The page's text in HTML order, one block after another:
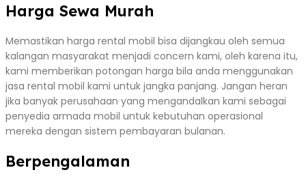
Harga Sewa Murah
Memastikan harga rental mobil bisa dijangkau oleh semua
kalangan masyarakat menjadi concern kami, oleh karena itu,
kami memberikan potongan harga bila anda menggunakan
jasa rental mobil kami untuk jangka panjang. Jangan heran
jika banyak perusahaan yang mengandalkan kami sebagai
penyedia armada mobil untuk kebutuhan operasional
mereka dengan sistem pembayaran bulanan.
Berpengalaman